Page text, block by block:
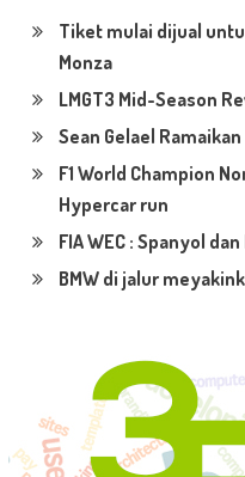
Tiket mulai dijual
Monza
LMGT3 Mid-Season
Sean Gelael
F1 World Champion
Hypercar run
FIA WEC : Spanyol
BMW di jalur